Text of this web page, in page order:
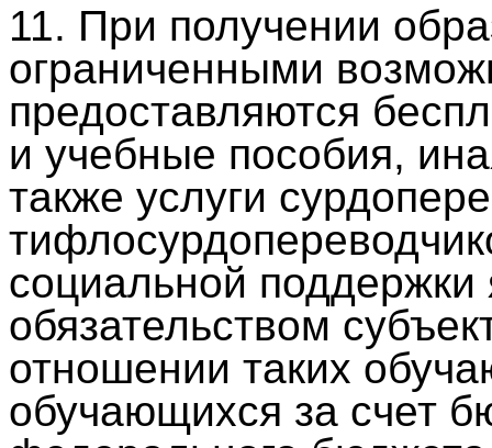
11. При получении
ограниченными
предоставляются
и учебные пособия,
также услуги
социальной
обязательством
отношении таких
обучающихся за счет